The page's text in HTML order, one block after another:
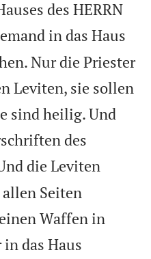
des HERRN
in das Haus
Nur die Priester
Leviten, sie sollen
sind heilig. Und
des
die Leviten
Seiten
Waffen in
das Haus